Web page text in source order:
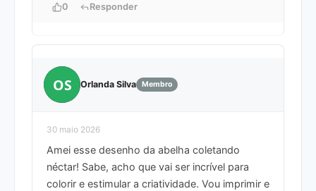
0 Responder
OS Orlanda Silva Membro
30 maio 2026
Amei esse desenho da abelha coletando
néctar! Sabe, acho que vai ser incrível para
colorir e estimular a criatividade. Vou imprimir e